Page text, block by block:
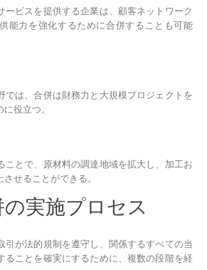
ービスを提供する企業は、顧客ネットワーク
能力を強化するために合併することも可能
では、合併は財務力と大規模プロジェクトを
役立つ。
ことで、原材料の調達地域を拡大し、加工お
せることができる。
実施プロセス
引が法的規制を遵守し、関係するすべての当
ることを確実にするために、複数の段階を経